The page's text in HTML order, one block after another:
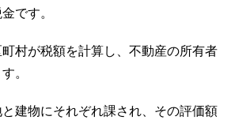
です。
村が税額を計算し、不動産の所有者
。
建物にそれぞれ課され、その評価額